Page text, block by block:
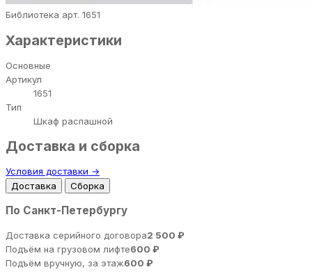
Библиотека арт. 1651
Характеристики
Основные
Артикул
1651
Тип
Шкаф распашной
Доставка и сборка
Условия доставки →
Доставка
Сборка
По Санкт-Петербургу
Доставка серийного договора2 500 ₽
Подъём на грузовом лифте600 ₽
Подъём вручную, за этаж600 ₽